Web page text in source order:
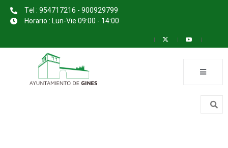
Tel : 954717216 - 900929799
Horario : Lun-Vie 09:00 - 14:00